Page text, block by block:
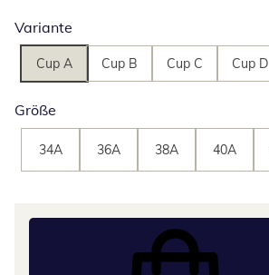
Variante
Cup A Cup B Cup C Cup D
Größe
34A 36A 38A 40A